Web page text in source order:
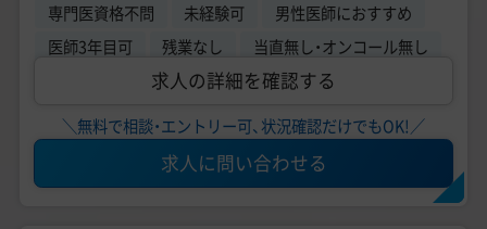
専門医資格不問 未経験可
男性医師におすすめ
医師3年目可
残業なし 当直無し・オンコール無し
求人の詳細を確認する
＼無料で相談・エントリー可、状況確認だけでもOK!／
求人に問い合わせる